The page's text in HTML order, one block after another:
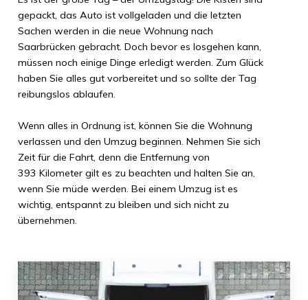
gepackt, das Auto ist vollgeladen und die letzten
Sachen werden in die neue Wohnung nach
Saarbrücken gebracht. Doch bevor es losgehen kann,
müssen noch einige Dinge erledigt werden. Zum Glück
haben Sie alles gut vorbereitet und so sollte der Tag
reibungslos ablaufen.
Wenn alles in Ordnung ist, können Sie die Wohnung
verlassen und den Umzug beginnen. Nehmen Sie sich
Zeit für die Fahrt, denn die Entfernung von
393 Kilometergilt es zu beachten und halten Sie an,
wenn Sie müde werden. Bei einem Umzug ist es
wichtig, entspannt zu bleiben und sich nicht zu
übernehmen.